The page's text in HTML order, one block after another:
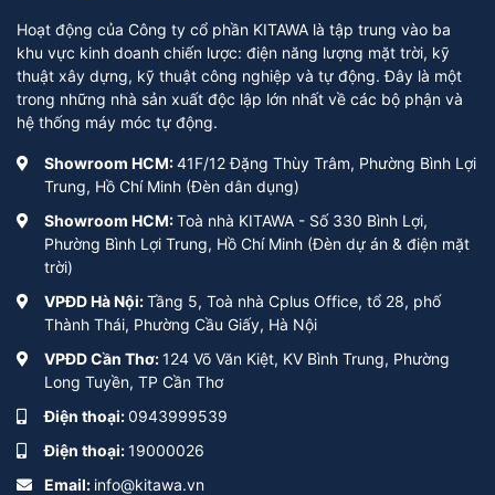
Sử dụng remote để ở chế độ đèn tự động, khi trời tối
đèn sẽ tự động bật lên và khi trời sáng sẽ tắt đi giúp tiết kiệm
thời gian và năng lượng.
Tự điều chỉnh:Sử dụng remote để bật/tắt đèn theo nhu cầu.
Hẹn giờ:Sử dụng remote để hẹn giờ bật/tắt đèn.
Để bật/tắt thiết bị, sử dụng nút ON/OFF.
Để bật chế độ tự động sáng khi trời tối và tắt khi trời sáng,
sử dụng nút AUTO.
Để tăng/giảm độ sáng theo nhu cầu, sử dụng nút có biểu
tượng +/-, một số điều khiển còn được tích hợp sẵn chỉ số
% ánh sáng hiển thị như: 30%, 50%, 80%, 100%.
Để tiết kiệm năng lượng, sử dụng nút hẹn giờ để tắt. Tùy
vào từng thiết bị điều khiển mà sẽ có thời gian hẹn tắt
khác nhau như sau 3 giờ, 5 giờ, 7 giờ,…
Một số sản phẩm đèn năng lượng mặt trời cao cấp còn
được tích hợp thêm cảm ứng chuyển động. Có nghĩa là
đèn sẽ tự động sáng lên khi phát hiện có người tới gần
trong khoảng cách nhất định và giảm dần độ sáng xuống
khi không có người.
Hoạt động của Công ty cổ phần KITAWA là tập trung vào ba
khu vực kinh doanh chiến lược: điện năng lượng mặt trời, kỹ
thuật xây dựng, kỹ thuật công nghiệp và tự động. Đây là một
trong những nhà sản xuất độc lập lớn nhất về các bộ phận và
hệ thống máy móc tự động.
Showroom HCM:41F/12 Đặng Thùy Trâm, Phường Bình Lợi
Trung, Hồ Chí Minh (Đèn dân dụng)
Showroom HCM:Toà nhà KITAWA - Số 330 Bình Lợi,
Phường Bình Lợi Trung, Hồ Chí Minh (Đèn dự án & điện mặt
trời)
VPĐD Hà Nội:Tầng 5, Toà nhà Cplus Office, tổ 28, phố
Thành Thái, Phường Cầu Giấy, Hà Nội
VPĐD Cần Thơ:124 Võ Văn Kiệt, KV Bình Trung, Phường
Long Tuyền, TP Cần Thơ
Điện thoại:0943999539
Điện thoại:19000026
Email: info@kitawa.vn